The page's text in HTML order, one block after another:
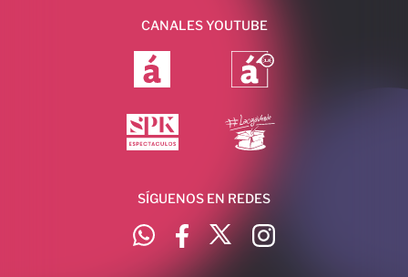
CANALES YOUTUBE
SÍGUENOS EN REDES